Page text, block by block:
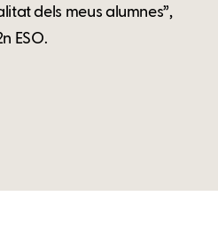
dels meus alumnes”,
ESO.